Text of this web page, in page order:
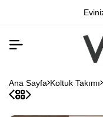
Ana Sayfa Koltuk Takımı